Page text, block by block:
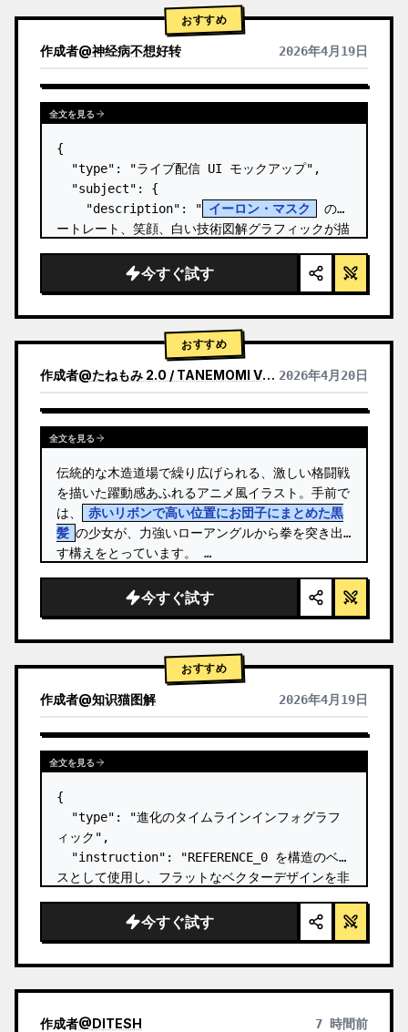
おすすめ
作成者@神经病不想好转 2026年4月19日
全文を見る
{
  "type": "ライブ配信 UI モックアップ",
  "subject": {
    "description": "
イーロン・マスク
のポ
ートレート、笑顔、白い技術図解グラフィックが描
    "background": "左側には '
SPACEX ' の
テキストが表示されたスクリー…
今すぐ試す
おすすめ
作成者@たねもみ 2.0 / TANEMOMI VER2.0 2026年4月20日
全文を見る
伝統的な木造道場で繰り広げられる、激しい格闘戦
を描いた躍動感あふれるアニメ風イラスト。手前で
は、
赤いリボンで高い位置にお団子にまとめた黒
髪 の少女が、力強いローアングルから拳を突き出
す構えをとっています。 …
今すぐ試す
おすすめ
作成者@知识猫图解 2026年4月19日
全文を見る
{
  "type": "進化のタイムラインインフォグラフ
ィック",
  "instruction": "REFERENCE_0 を構造のベー
スとして使用し、フラットなベクターデザインを非
てください。滑らかなスロープを個別の石の階段に
置き換え、すべての生物をフォトリアルな 3D モ
    "background": "{argument
name=\"background style\" default…
今すぐ試す
作成者@DITESH 7 時間前